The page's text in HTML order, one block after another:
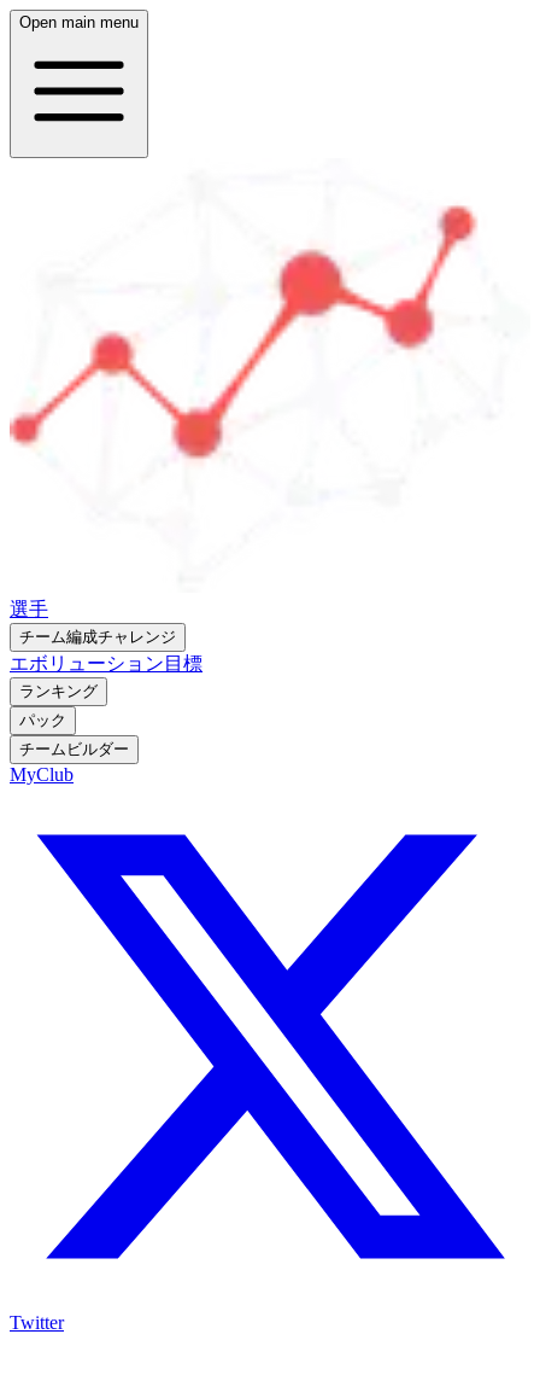
Open main menu
選手
チーム編成チャレンジ
エボリューション 目標
ランキング
パック
チームビルダー
MyClub
Twitter